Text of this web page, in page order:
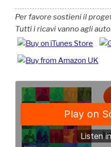
Per favore sostieni il
Tutti i ricavi vanno agli